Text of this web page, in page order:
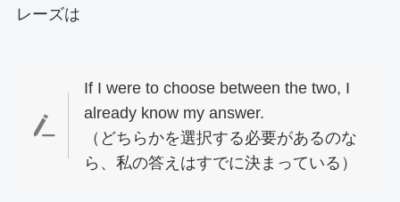
レーズは
If I were to choose between the two, I
already know my answer.
（どちらかを選択する必要があるのな
ら、私の答えはすでに決まっている）